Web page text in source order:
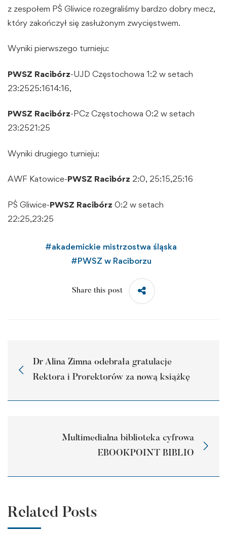
z zespołem PŚ Gliwice rozegraliśmy bardzo dobry mecz,
który zakończył się zasłużonym zwycięstwem.
Wyniki pierwszego turnieju:
PWSZ Racibórz-UJD Częstochowa 1:2 w setach
23:2525:1614:16,
PWSZ Racibórz-PCz Częstochowa 0:2 w setach
23:2521:25
Wyniki drugiego turnieju:
AWF Katowice-PWSZ Racibórz 2:0, 25:15,25:16
PŚ Gliwice-PWSZ Racibórz 0:2 w setach
22:25,23:25
#akademickie mistrzostwa śląska
#PWSZ w Raciborzu
Share this post
Dr Alina Zimna odebrała gratulacje
Rektora i Prorektorów za nową książkę
Multimedialna biblioteka cyfrowa
EBOOKPOINT BIBLIO
Related Posts